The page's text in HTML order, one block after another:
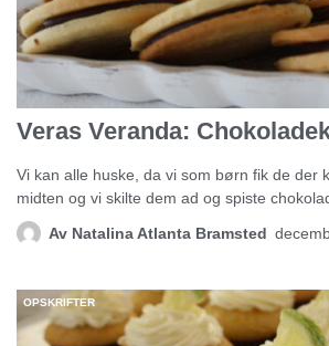
Veras Veranda:
Vi kan alle huske, da vi som børn fik de der
midten og vi skilte dem ad og spiste
Av Natalina Atlanta Bramsted
OPSKRIFTER